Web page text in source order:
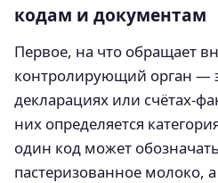
кодам и документам
Первое, на что обращает
контролирующий орган —
декларациях или счётах-
них определяется
один код может
пастеризованное молоко,